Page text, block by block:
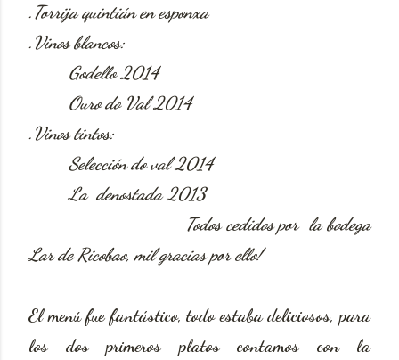
.Torrija quintián en esponxa
.Vinos blancos:
Godello 2014
Ouro do Val 2014
.Vinos tintos:
Selección do val 2014
La denostada 2013
Todos cedidos por la bodega
Lar de Ricobao, mil gracias por ello!
El menú fue fantástico, todo estaba deliciosos, para
los dos primeros platos contamos con la